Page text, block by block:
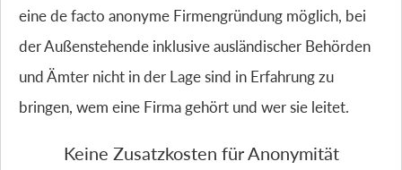
eine de facto anonyme Firmengründung möglich, bei
der Außenstehende inklusive ausländischer Behörden
und Ämter nicht in der Lage sind in Erfahrung zu
bringen, wem eine Firma gehört und wer sie leitet.
Keine Zusatzkosten für Anonymität